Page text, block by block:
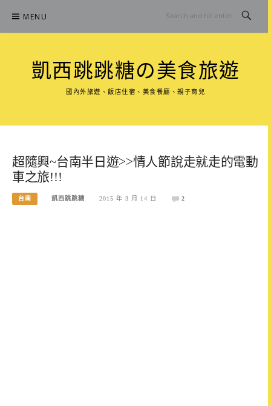
content
MENU
凱西跳跳糖の美食旅遊
國內外旅遊、飯店住宿、美食餐廳、親子育兒
超隨興~台南半日遊>>情人節說走就走的電動
車之旅!!!
台南 凱西跳跳糖 2015 年 3 月 14 日 2